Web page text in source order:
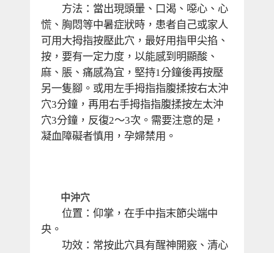
方法：當出現頭暈、口渴、噁心、心
慌、胸悶等中暑症狀時，患者自己或家人
可用大拇指按壓此穴，最好用指甲尖掐、
按，要有一定力度，以能感到明顯酸、
麻、脹、痛感為宜，堅持1分鐘後再按壓
另一隻腳。或用左手拇指指腹揉按右太沖
穴3分鐘，再用右手拇指指腹揉按左太沖
穴3分鐘，反復2～3次。需要注意的是，
凝血障礙者慎用，孕婦禁用。
中沖穴
位置：仰掌，在手中指末節尖端中
央。
功效：常按此穴具有醒神開竅、清心